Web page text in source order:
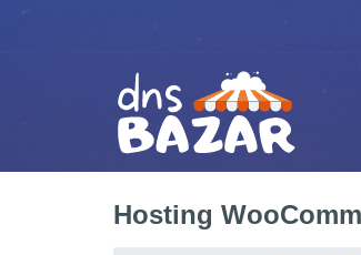
Hosting